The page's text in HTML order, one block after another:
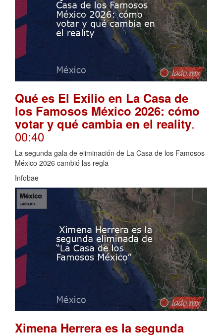
Qué es El Exilio en La Casa de
los Famosos México 2026: cómo
votar y qué cambia en el reality.
00:40
La segunda gala de eliminación de La Casa de los Famosos
México 2026 cambió las regla
Infobae
Ximena Herrera es la segunda